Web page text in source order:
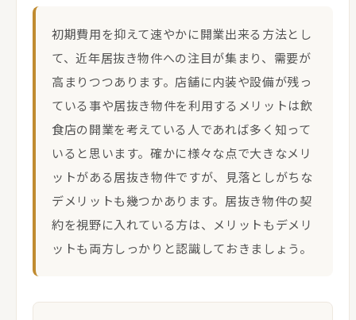
初期費用を抑えて速やかに開業出来る方法とし
て、近年居抜き物件への注目が集まり、需要が
高まりつつあります。店舗に内装や設備が残っ
ている事や居抜き物件を利用するメリットは飲
食店の開業を考えている人であれば多く知って
いると思います。確かに様々な点で大きなメリ
ットがある居抜き物件ですが、見落としがちな
デメリットも幾つかあります。居抜き物件の契
約を視野に入れている方は、メリットもデメリ
ットも両方しっかりと認識しておきましょう。